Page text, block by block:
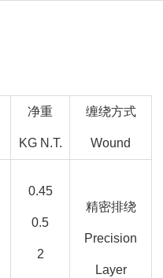
净重
KG N.T.
缠绕方式
Wound
0.45
0.5
2
精密排绕
Precision
Layer